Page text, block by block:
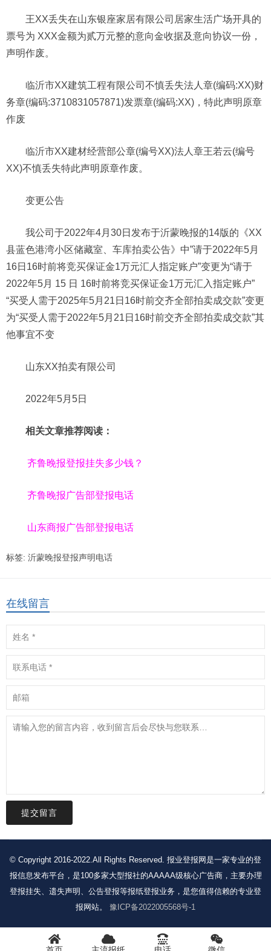
王XX丢失在山东银座家居有限公司居家生活广场开具的
票号为 XXX金额为贰万元整的意向金收据及意向协议一份，
声明作废。
临沂市XX建筑工程有限公司不慎丢失法人章(编码:XX)财
务章(编码:3710831057871)发票章(编码:XX)，特此声明原章
作废
临沂市XX建材经营部公章(编号XX)法人章王若云(编号
XX)不慎丢失特此声明原章作废。
变更公告
我公司于2022年4月30日发布于沂蒙晚报的14版的《XX
县蓝色港湾小区储藏室、车库拍卖公告》中”请于2022年5月
16日16时前将竞买保证金1万元汇人指定账户”变更为“请于
2022年5月 15 日 16时前将竞买保证金1万元汇入指定账户”
“买受人需于2025年5月21日16时前交齐全部拍卖成交款”变更
为“买受人需于2022年5月21日16时前交齐全部拍卖成交款”其
他事宜不变
山东XX拍卖有限公司
2022年5月5日
相关文章推荐阅读：
齐鲁晚报登报挂失多少钱？
齐鲁晚报广告部登报电话
山东商报广告部登报电话
标签: 沂蒙晚报登报声明电话
在线留言
提交留言
© Copyright 2016-2022.All Rights Reserved. 报业登报网是一家专业的登
报信息发布平台，是100多家大型报社的AAAAA级核心广告商，主要办理
登报挂失、遗失声明、公告登报等报纸登报业务，是您值得信赖的专业登
报网站。 豫ICP备2022005568号-1